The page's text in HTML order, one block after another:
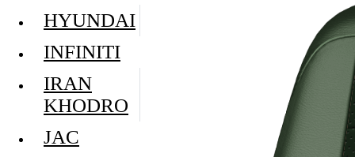
HYUNDAI
INFINITI
IRAN
KHODRO
JAC